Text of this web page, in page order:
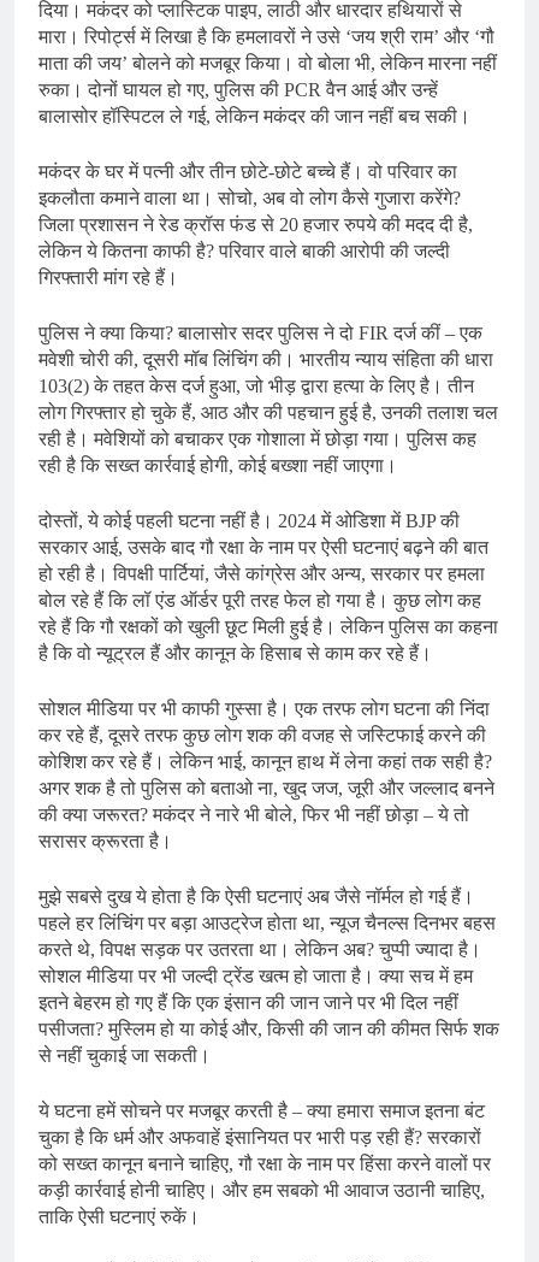
दिया। मकंदर को प्लास्टिक पाइप, लाठी और धारदार हथियारों से
मारा। रिपोर्ट्स में लिखा है कि हमलावरों ने उसे ‘जय श्री राम’ और ‘गौ
माता की जय’ बोलने को मजबूर किया। वो बोला भी, लेकिन मारना नहीं
रुका। दोनों घायल हो गए, पुलिस की PCR वैन आई और उन्हें
बालासोर हॉस्पिटल ले गई, लेकिन मकंदर की जान नहीं बच सकी।
मकंदर के घर में पत्नी और तीन छोटे-छोटे बच्चे हैं। वो परिवार का
इकलौता कमाने वाला था। सोचो, अब वो लोग कैसे गुजारा करेंगे?
जिला प्रशासन ने रेड क्रॉस फंड से 20 हजार रुपये की मदद दी है,
लेकिन ये कितना काफी है? परिवार वाले बाकी आरोपी की जल्दी
गिरफ्तारी मांग रहे हैं।
पुलिस ने क्या किया? बालासोर सदर पुलिस ने दो FIR दर्ज कीं – एक
मवेशी चोरी की, दूसरी मॉब लिंचिंग की। भारतीय न्याय संहिता की धारा
103(2) के तहत केस दर्ज हुआ, जो भीड़ द्वारा हत्या के लिए है। तीन
लोग गिरफ्तार हो चुके हैं, आठ और की पहचान हुई है, उनकी तलाश चल
रही है। मवेशियों को बचाकर एक गोशाला में छोड़ा गया। पुलिस कह
रही है कि सख्त कार्रवाई होगी, कोई बख्शा नहीं जाएगा।
दोस्तों, ये कोई पहली घटना नहीं है। 2024 में ओडिशा में BJP की
सरकार आई, उसके बाद गौ रक्षा के नाम पर ऐसी घटनाएं बढ़ने की बात
हो रही है। विपक्षी पार्टियां, जैसे कांग्रेस और अन्य, सरकार पर हमला
बोल रहे हैं कि लॉ एंड ऑर्डर पूरी तरह फेल हो गया है। कुछ लोग कह
रहे हैं कि गौ रक्षकों को खुली छूट मिली हुई है। लेकिन पुलिस का कहना
है कि वो न्यूट्रल हैं और कानून के हिसाब से काम कर रहे हैं।
सोशल मीडिया पर भी काफी गुस्सा है। एक तरफ लोग घटना की निंदा
कर रहे हैं, दूसरे तरफ कुछ लोग शक की वजह से जस्टिफाई करने की
कोशिश कर रहे हैं। लेकिन भाई, कानून हाथ में लेना कहां तक सही है?
अगर शक है तो पुलिस को बताओ ना, खुद जज, जूरी और जल्लाद बनने
की क्या जरूरत? मकंदर ने नारे भी बोले, फिर भी नहीं छोड़ा – ये तो
सरासर क्रूरता है।
मुझे सबसे दुख ये होता है कि ऐसी घटनाएं अब जैसे नॉर्मल हो गई हैं।
पहले हर लिंचिंग पर बड़ा आउट्रेज होता था, न्यूज चैनल्स दिनभर बहस
करते थे, विपक्ष सड़क पर उतरता था। लेकिन अब? चुप्पी ज्यादा है।
सोशल मीडिया पर भी जल्दी ट्रेंड खत्म हो जाता है। क्या सच में हम
इतने बेहरम हो गए हैं कि एक इंसान की जान जाने पर भी दिल नहीं
पसीजता? मुस्लिम हो या कोई और, किसी की जान की कीमत सिर्फ शक
से नहीं चुकाई जा सकती।
ये घटना हमें सोचने पर मजबूर करती है – क्या हमारा समाज इतना बंट
चुका है कि धर्म और अफवाहें इंसानियत पर भारी पड़ रही हैं? सरकारों
को सख्त कानून बनाने चाहिए, गौ रक्षा के नाम पर हिंसा करने वालों पर
कड़ी कार्रवाई होनी चाहिए। और हम सबको भी आवाज उठानी चाहिए,
ताकि ऐसी घटनाएं रुकें।